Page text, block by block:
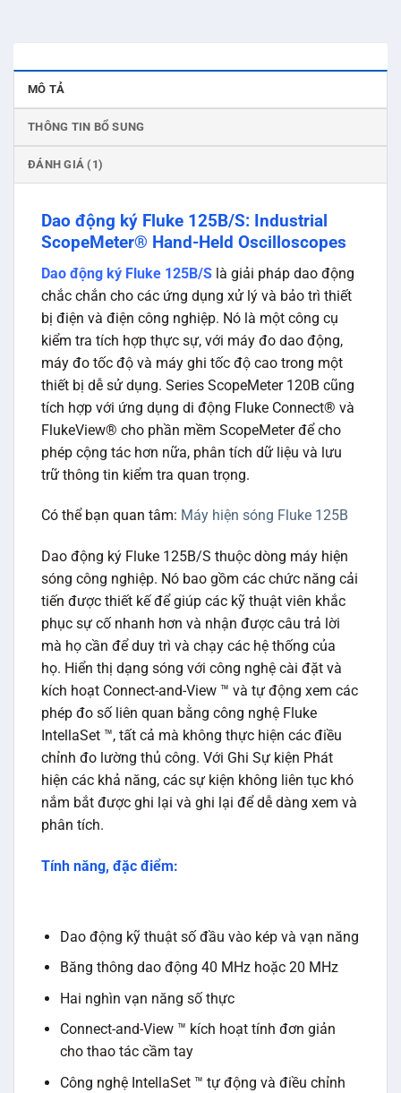
MÔ TẢ
THÔNG TIN BỔ SUNG
ĐÁNH GIÁ (1)
Dao động ký Fluke 125B/S: Industrial
ScopeMeter® Hand-Held Oscilloscopes
Dao động ký Fluke 125B/S là giải pháp dao động
chắc chắn cho các ứng dụng xử lý và bảo trì thiết
bị điện và điện công nghiệp. Nó là một công cụ
kiểm tra tích hợp thực sự, với máy đo dao động,
máy đo tốc độ và máy ghi tốc độ cao trong một
thiết bị dễ sử dụng. Series ScopeMeter 120B cũng
tích hợp với ứng dụng di động Fluke Connect® và
FlukeView® cho phần mềm ScopeMeter để cho
phép cộng tác hơn nữa, phân tích dữ liệu và lưu
trữ thông tin kiểm tra quan trọng.
Có thể bạn quan tâm: Máy hiện sóng Fluke 125B
Dao động ký Fluke 125B/S thuộc dòng máy hiện
sóng công nghiệp. Nó bao gồm các chức năng cải
tiến được thiết kế để giúp các kỹ thuật viên khắc
phục sự cố nhanh hơn và nhận được câu trả lời
mà họ cần để duy trì và chạy các hệ thống của
họ. Hiển thị dạng sóng với công nghệ cài đặt và
kích hoạt Connect-and-View ™ và tự động xem các
phép đo số liên quan bằng công nghệ Fluke
IntellaSet ™, tất cả mà không thực hiện các điều
chỉnh đo lường thủ công. Với Ghi Sự kiện Phát
hiện các khả năng, các sự kiện không liên tục khó
nắm bắt được ghi lại và ghi lại để dễ dàng xem và
phân tích.
Tính năng, đặc điểm:
Dao động kỹ thuật số đầu vào kép và vạn năng
Băng thông dao động 40 MHz hoặc 20 MHz
Hai nghìn vạn năng số thực
Connect-and-View ™ kích hoạt tính đơn giản
cho thao tác cầm tay
Công nghệ IntellaSet ™ tự động và điều chỉnh